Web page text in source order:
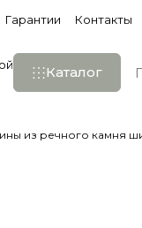
Гарантии Контакты
Каталог
из речного камня